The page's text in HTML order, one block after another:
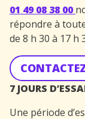
01 49 08 38 00
répondre à
de 8 h 30 à 17 h
7 JOURS
Une période